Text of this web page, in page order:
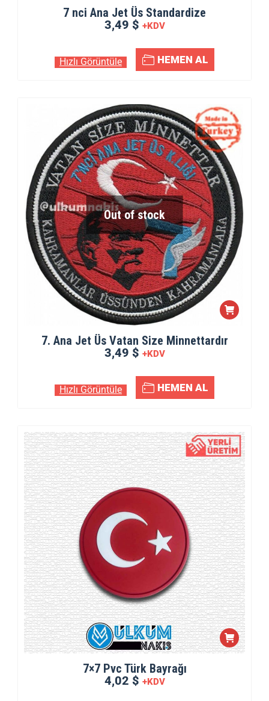
7 nci Ana Jet Üs Standardize
3,49 $ +KDV
Hızlı Görüntüle HEMEN AL
Out of stock
7. Ana Jet Üs Vatan Size Minnettardır
3,49 $ +KDV
Hızlı Görüntüle HEMEN AL
7×7 Pvc Türk Bayrağı
4,02 $ +KDV